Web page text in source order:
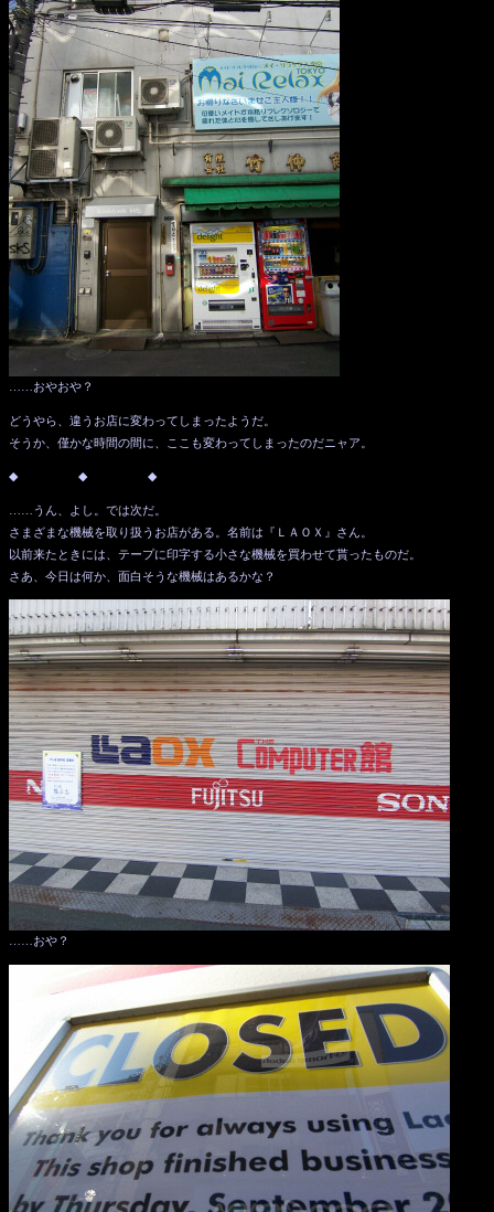
……おやおや？
どうやら、違うお店に変わってしまったようだ。
そうか、僅かな時間の間に、ここも変わってしまったのだニャア。
◆ ◆ ◆
……うん、よし。では次だ。
さまざまな機械を取り扱うお店がある。名前は『ＬＡＯＸ』さん。
以前来たときには、テープに印字する小さな機械を買わせて貰ったものだ。
さあ、今日は何か、面白そうな機械はあるかな？
……おや？